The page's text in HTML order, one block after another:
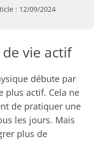
: 12/09/2024
vie actif
débute par
plus actif. Cela ne
de pratiquer une
les jours. Mais
plus de